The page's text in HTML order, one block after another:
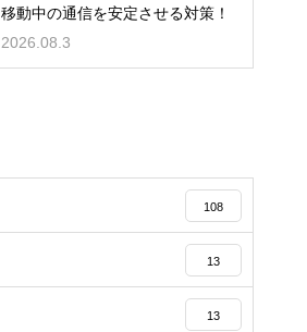
移動中の通信を安定させる対策！
2026.08.3
108
13
13